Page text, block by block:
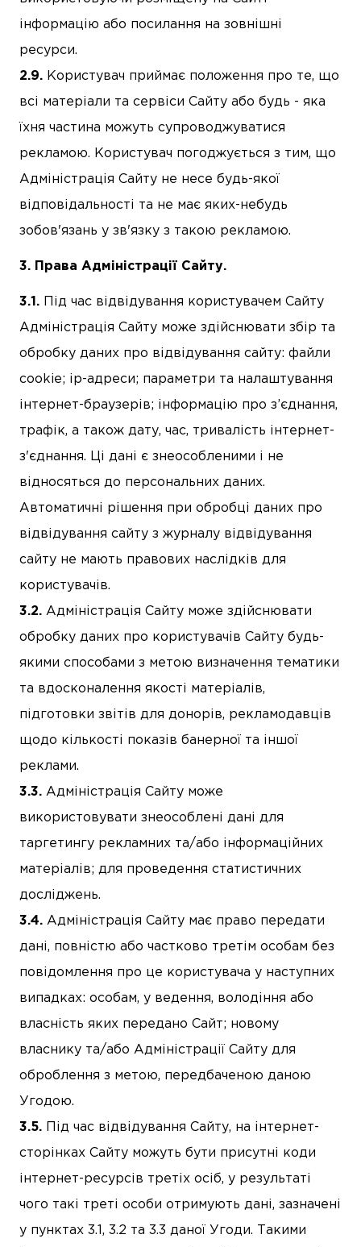
інформацію або посилання на зовнішні
ресурси.
Користувач приймає положення про те, що
всі матеріали та сервіси Сайту або будь - яка
їхня частина можуть супроводжуватися
рекламою. Користувач погоджується з тим, що
Адміністрація Сайту не несе будь-якої
відповідальності та не має яких-небудь
зобов'язань у зв'язку з такою рекламою.
Права Адміністрації Сайту.
Під час відвідування користувачем Сайту
Адміністрація Сайту може здійснювати збір та
обробку даних про відвідування сайту: файли
cookie; ір-адреси; параметри та налаштування
інтернет-браузерів; інформацію про з’єднання,
трафік, а також дату, час, тривалість інтернет-
з'єднання. Ці дані є знеособленими і не
відносяться до персональних даних.
Автоматичні рішення при обробці даних про
відвідування сайту з журналу відвідування
сайту не мають правових наслідків для
користувачів.
Адміністрація Сайту може здійснювати
обробку даних про користувачів Сайту будь-
якими способами з метою визначення тематики
та вдосконалення якості матеріалів,
підготовки звітів для донорів, рекламодавців
щодо кількості показів банерної та іншої
реклами.
Адміністрація Сайту може
використовувати знеособлені дані для
таргетингу рекламних та/або інформаційних
матеріалів; для проведення статистичних
досліджень.
Адміністрація Сайту має право передати
дані, повністю або частково третім особам без
повідомлення про це користувача у наступних
випадках: особам, у ведення, володіння або
власність яких передано Сайт; новому
власнику та/або Адміністрації Сайту для
оброблення з метою, передбаченою даною
Угодою.
Під час відвідування Сайту, на інтернет-
сторінках Сайту можуть бути присутні коди
інтернет-ресурсів третіх осіб, у результаті
чого такі треті особи отримують дані, зазначені
у пунктах 3.1, 3.2 та 3.3 даної Угоди. Такими